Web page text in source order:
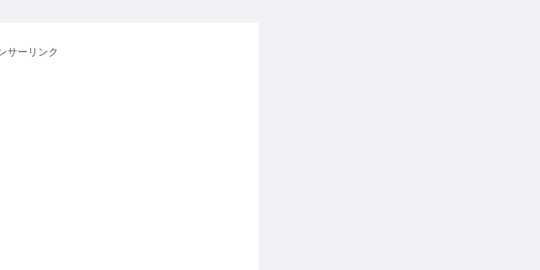
サーリンク